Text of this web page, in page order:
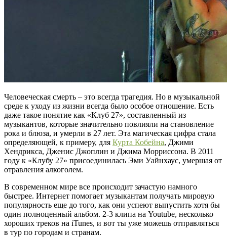
Человеческая смерть – это всегда трагедия. Но в музыкальной
среде к уходу из жизни всегда было особое отношение. Есть
даже такое понятие как «Клуб 27», составленный из
музыкантов, которые значительно повлияли на становление
рока и блюза, и умерли в 27 лет. Эта магическая цифра стала
определяющей, к примеру, для Курта Кобейна, Джими
Хендрикса, Дженис Джоплин и Джима Морриссона. В 2011
году к «Клубу 27» присоединилась Эми Уайнхаус, умершая от
отравления алкоголем.
В современном мире все происходит зачастую намного
быстрее. Интернет помогает музыкантам получать мировую
популярность еще до того, как они успеют выпустить хотя бы
один полноценный альбом. 2-3 клипа на Youtube, несколько
хороших треков на iTunes, и вот ты уже можешь отправляться
в тур по городам и странам.